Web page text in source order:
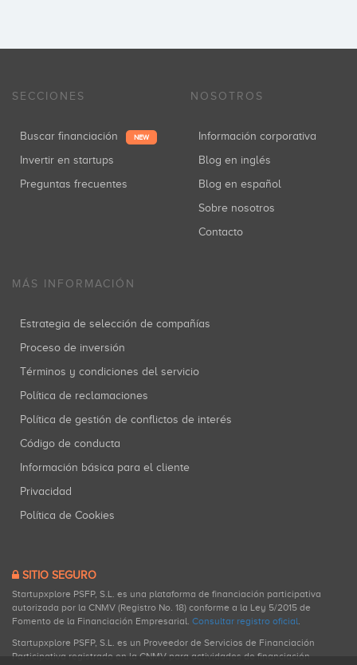
SECCIONES
Buscar financiación NEW
Invertir en startups
Preguntas frecuentes
NOSOTROS
Información corporativa
Blog en inglés
Blog en español
Sobre nosotros
Contacto
MÁS INFORMACIÓN
Estrategia de selección de compañías
Proceso de inversión
Términos y condiciones del servicio
Política de reclamaciones
Política de gestión de conflictos de interés
Código de conducta
Información básica para el cliente
Privacidad
Política de Cookies
SITIO SEGURO
Startupxplore PSFP, S.L. es una plataforma de financiación participativa
autorizada por la CNMV (Registro No. 18) conforme a la Ley 5/2015 de
Fomento de la Financiación Empresarial. Consultar registro oficial.
Startupxplore PSFP, S.L. es un Proveedor de Servicios de Financiación
Participativa registrado en la CNMV para actividades de financiación